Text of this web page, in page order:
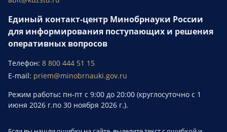
Единый контакт-центр Минобрнауки России
для информирования поступающих и решения
оперативных вопросов
Телефон: 8 800 444 51 15
E-mail: priem@minobrnauki.gov.ru
Режим работы: пн-пт с 9:00 до 20:00 (круглосуточно с 1
июня 2026 г.по 30 ноября 2026 г.).